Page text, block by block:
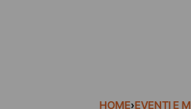
HOME›EVENTI E